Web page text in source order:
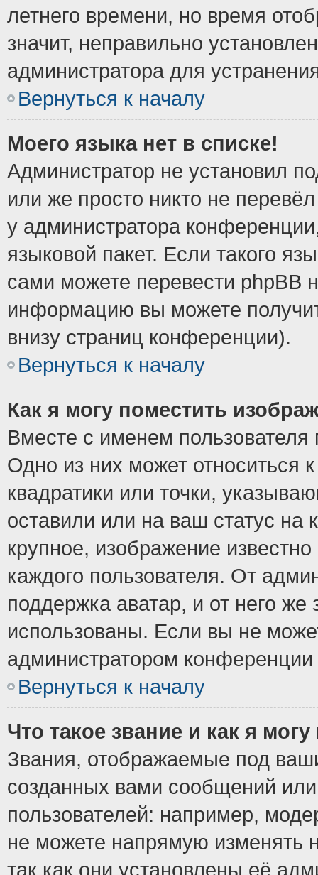
летнего времени, но время
значит, неправильно
администратора для
Вернуться к началу
Моего языка нет в списке!
Администратор не установил
или же просто никто не
у администратора
языковой пакет. Если такого
сами можете перевести phpBB
информацию вы можете
внизу страниц конференции).
Вернуться к началу
Как я могу поместить
Вместе с именем пользователя
Одно из них может относиться
квадратики или точки,
оставили или на ваш статус
крупное, изображение
каждого пользователя. От
поддержка аватар, и от него же
использованы. Если вы не
администратором
Вернуться к началу
Что такое звание и как я
Звания, отображаемые под
созданных вами сообщений
пользователей: например,
не можете напрямую изменять
так как они установлены её